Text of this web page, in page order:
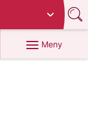
Meny